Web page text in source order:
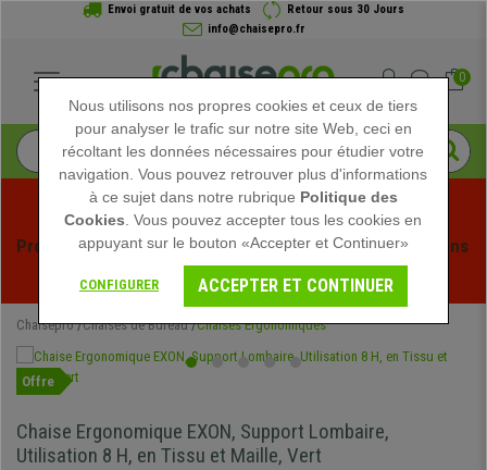
Envoi gratuit de vos achats
Retour sous 30 Jours
info@chaisepro.fr
0
Profitez des soldes d'été chez Chaisepro ! Des réductions
exclusives pour une durée limitée - Voir l'offre
Chaisepro Chaises de Bureau Chaises Ergonomiques
Offre
Chaise Ergonomique EXON, Support Lombaire,
Utilisation 8 H, en Tissu et Maille, Vert
Nous utilisons nos propres cookies et ceux de tiers
pour analyser le trafic sur notre site Web, ceci en
récoltant les données nécessaires pour étudier votre
navigation. Vous pouvez retrouver plus d'informations
à ce sujet dans notre rubrique Politique des
Cookies . Vous pouvez accepter tous les cookies en
appuyant sur le bouton «Accepter et Continuer»
CONFIGURER ACCEPTER ET CONTINUER